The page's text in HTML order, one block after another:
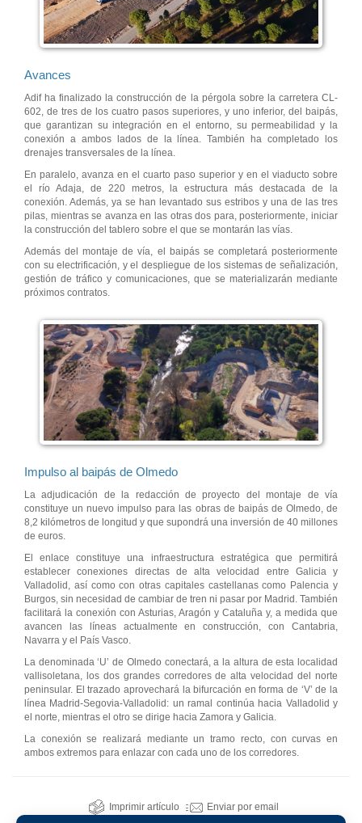
Avances
Adif ha finalizado la construcción de la pérgola sobre la carretera CL-
602, de tres de los cuatro pasos superiores, y uno inferior, del baipás,
que garantizan su integración en el entorno, su permeabilidad y la
conexión a ambos lados de la línea. También ha completado los
drenajes transversales de la línea.
En paralelo, avanza en el cuarto paso superior y en el viaducto sobre
el río Adaja, de 220 metros, la estructura más destacada de la
conexión. Además, ya se han levantado sus estribos y una de las tres
pilas, mientras se avanza en las otras dos para, posteriormente, iniciar
la construcción del tablero sobre el que se montarán las vías.
Además del montaje de vía, el baipás se completará posteriormente
con su electrificación, y el despliegue de los sistemas de señalización,
gestión de tráfico y comunicaciones, que se materializarán mediante
próximos contratos.
Impulso al baipás de Olmedo
La adjudicación de la redacción de proyecto del montaje de vía
constituye un nuevo impulso para las obras de baipás de Olmedo, de
8,2 kilómetros de longitud y que supondrá una inversión de 40 millones
de euros.
El enlace constituye una infraestructura estratégica que permitirá
establecer conexiones directas de alta velocidad entre Galicia y
Valladolid, así como con otras capitales castellanas como Palencia y
Burgos, sin necesidad de cambiar de tren ni pasar por Madrid. También
facilitará la conexión con Asturias, Aragón y Cataluña y, a medida que
avancen las líneas actualmente en construcción, con Cantabria,
Navarra y el País Vasco.
La denominada ‘U’ de Olmedo conectará, a la altura de esta localidad
vallisoletana, los dos grandes corredores de alta velocidad del norte
peninsular. El trazado aprovechará la bifurcación en forma de ‘V’ de la
línea Madrid-Segovia-Valladolid: un ramal continúa hacia Valladolid y
el norte, mientras el otro se dirige hacia Zamora y Galicia.
La conexión se realizará mediante un tramo recto, con curvas en
ambos extremos para enlazar con cada uno de los corredores.
Imprimir artículo Enviar por email